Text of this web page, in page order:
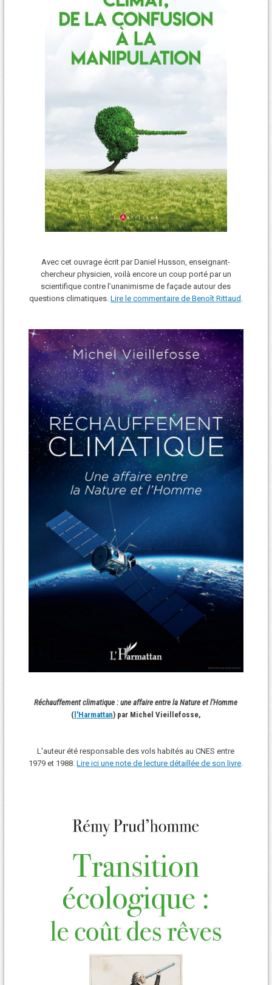
Avec cet ouvrage écrit par Daniel Husson, enseignant-
chercheur physicien, voilà encore un coup porté par un
scientifique contre l’unanimisme de façade autour des
questions climatiques. Lire le commentaire de Benoît Rittaud .
Réchauffement climatique : une affaire entre la Nature et l'Homme
(l'Harmattan) par Michel Vieillefosse,
L'auteur été responsable des vols habités au CNES entre
1979 et 1988.Lire ici une note de lecture détaillée de son livre.